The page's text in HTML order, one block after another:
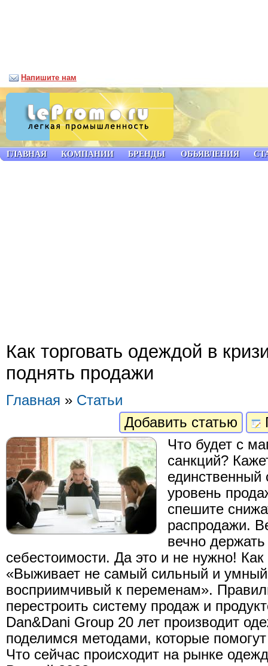
Как торговать одеждой в
поднять продажи
Главная » Статьи
Добавить статью
Что будет с
санкций?
единственный
уровень
спешите
распродажи.
вечно
себестоимости. Да это и не нужно!
«Выживает не самый сильный и
восприимчивый к переменам».
перестроить систему продаж и
Dan&Dani Group 20 лет производит
поделимся методами, которые
Что сейчас происходит на рынке
ГЛАВНАЯ КОМПАНИИ БРЕНДЫ ОБЪЯВЛЕНИЯ
Напишите нам